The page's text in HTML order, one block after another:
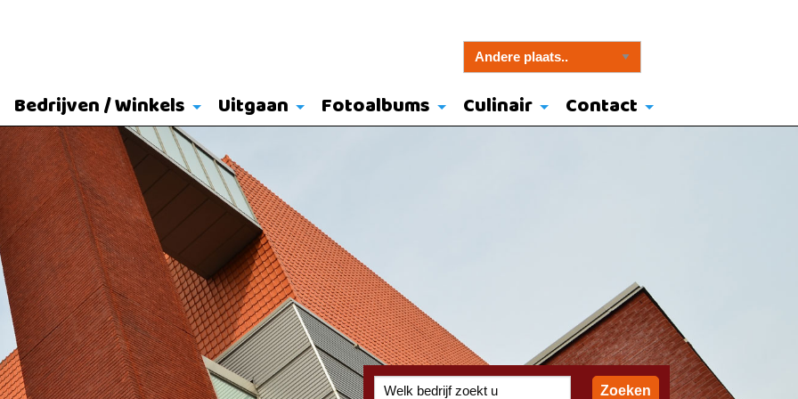
Bedrijven / Winkels Uitgaan Fotoalbums Culinair Contact